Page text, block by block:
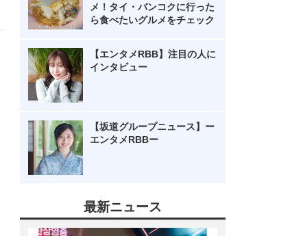
メ！タイ・バンコクに行った
ら食べたいグルメをチェック
【エンタメRBB】注目の人に
インタビュー
【坂道グループニュース】ー
エンタメRBBー
最新ニュース